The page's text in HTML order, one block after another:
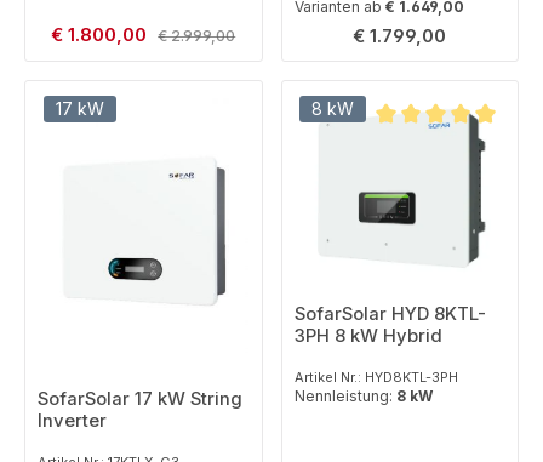
Verkaufspreis:
€ 1.800,00 Regulärer Preis:
€ 2.999,00
Varianten ab € 1.649,00
Regulärer Preis:
€ 1.799,00
17 kW
SofarSolar 17 kW String
Inverter
8 kW
Durchschnittliche
SofarSolar HYD 8KTL-
3PH 8 kW Hybrid
Artikel Nr.: HYD8KTL-3PH
Nennleistung: 8 kW